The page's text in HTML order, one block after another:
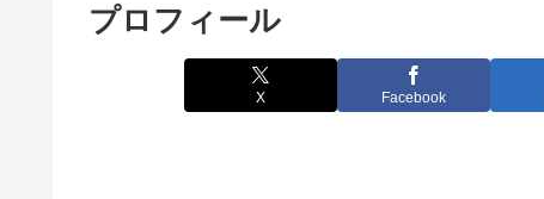
プロフィール
X Facebook